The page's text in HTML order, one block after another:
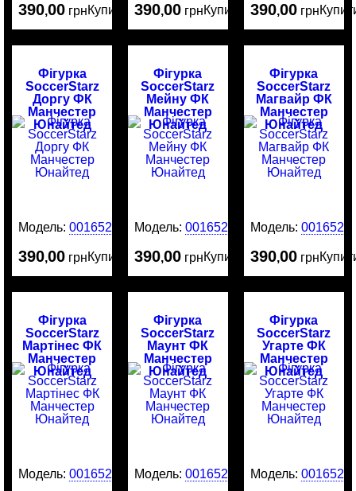
390,00 грнКупити 390,00 грнКупити 390,00 грн
Фігурка
SoccerStarz
Доргу ФК
Манчестер
Юнайтед
Модель:0016529
390,00 грнКупити
Фігурка
SoccerStarz
Мейну ФК
Манчестер
Юнайтед
Модель:0016528
390,00 грнКупити
Фігурка
SoccerStarz
Магвайр ФК
Манчестер
Юнайтед
Модель: 0016526
390,00 грн
Фігурка
SoccerStarz
Мартінес ФК
Манчестер
Юнайтед
Модель:0016525
Фігурка
SoccerStarz
Маунт ФК
Манчестер
Юнайтед
Модель:0016524
Фігурка
SoccerStarz
Угарте ФК
Манчестер
Юнайтед
Модель: 0016523